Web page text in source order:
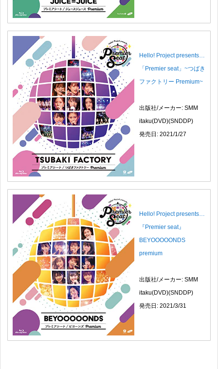
Hello! Project presents…
「Premier seat」~つばき
ファクトリー Premium~
出版社/メーカー: SMM
itaku(DVD)(SNDDP)
発売日: 2021/1/27
Hello! Project presents…
『Premier seat』
BEYOOOOONDS
premium
出版社/メーカー: SMM
itaku(DVD)(SNDDP)
発売日: 2021/3/31